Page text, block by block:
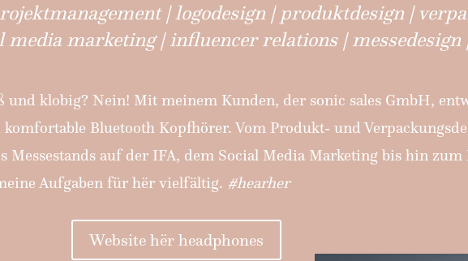
| logodesign | produktdesign |
media marketing | influencer relations | messedesign
klobig? Nein! Mit meinem Kunden, der sonic sales GmbH,
Bluetooth Kopfhörer. Vom Produkt- und
Messestands auf der IFA, dem Social Media Marketing bis hin
Aufgaben für hër vielfältig. #hearher
Website hër headphones